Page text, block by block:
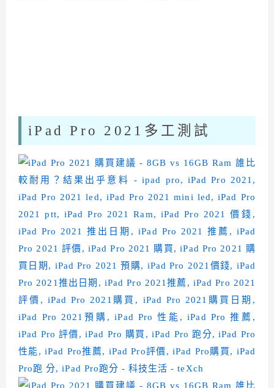
iPad Pro 2021多工測試